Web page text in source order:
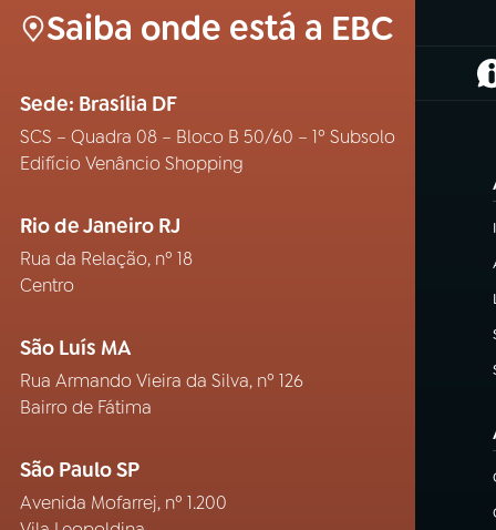
Saiba onde está a EBC
Sede: Brasília DF
SCS – Quadra 08 – Bloco B 50/60 – 1º Subsolo
Edifício Venâncio Shopping
Rio de Janeiro RJ
Rua da Relação, nº 18
Centro
São Luís MA
Rua Armando Vieira da Silva, nº 126
Bairro de Fátima
São Paulo SP
Avenida Mofarrej, nº 1.200